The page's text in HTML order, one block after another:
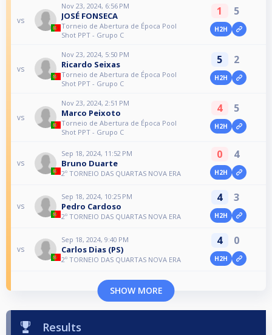
vs
Nov 23, 2024, 6:56 PM
JOSÉ FONSECA
Torneio de Abertura de Época Pool
Shot PPT - Grupo C
1 5
H2H
vs
Nov 23, 2024, 5:50 PM
Ricardo Seixas
Torneio de Abertura de Época Pool
Shot PPT - Grupo C
5 2
H2H
vs
Nov 23, 2024, 2:51 PM
Marco Peixoto
Torneio de Abertura de Época Pool
Shot PPT - Grupo C
4 5
H2H
vs
Sep 18, 2024, 11:52 PM
Bruno Duarte
2º TORNEIO DAS QUARTAS NOVA ERA
0 4
H2H
vs
Sep 18, 2024, 10:25 PM
Pedro Cardoso
2º TORNEIO DAS QUARTAS NOVA ERA
4 3
H2H
vs
Sep 18, 2024, 9:40 PM
Carlos Dias (PS)
2º TORNEIO DAS QUARTAS NOVA ERA
4 0
H2H
SHOW MORE
Results